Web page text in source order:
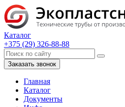
Каталог
+375 (29) 326-88-88
Заказать звонок
Главная
Каталог
Документы